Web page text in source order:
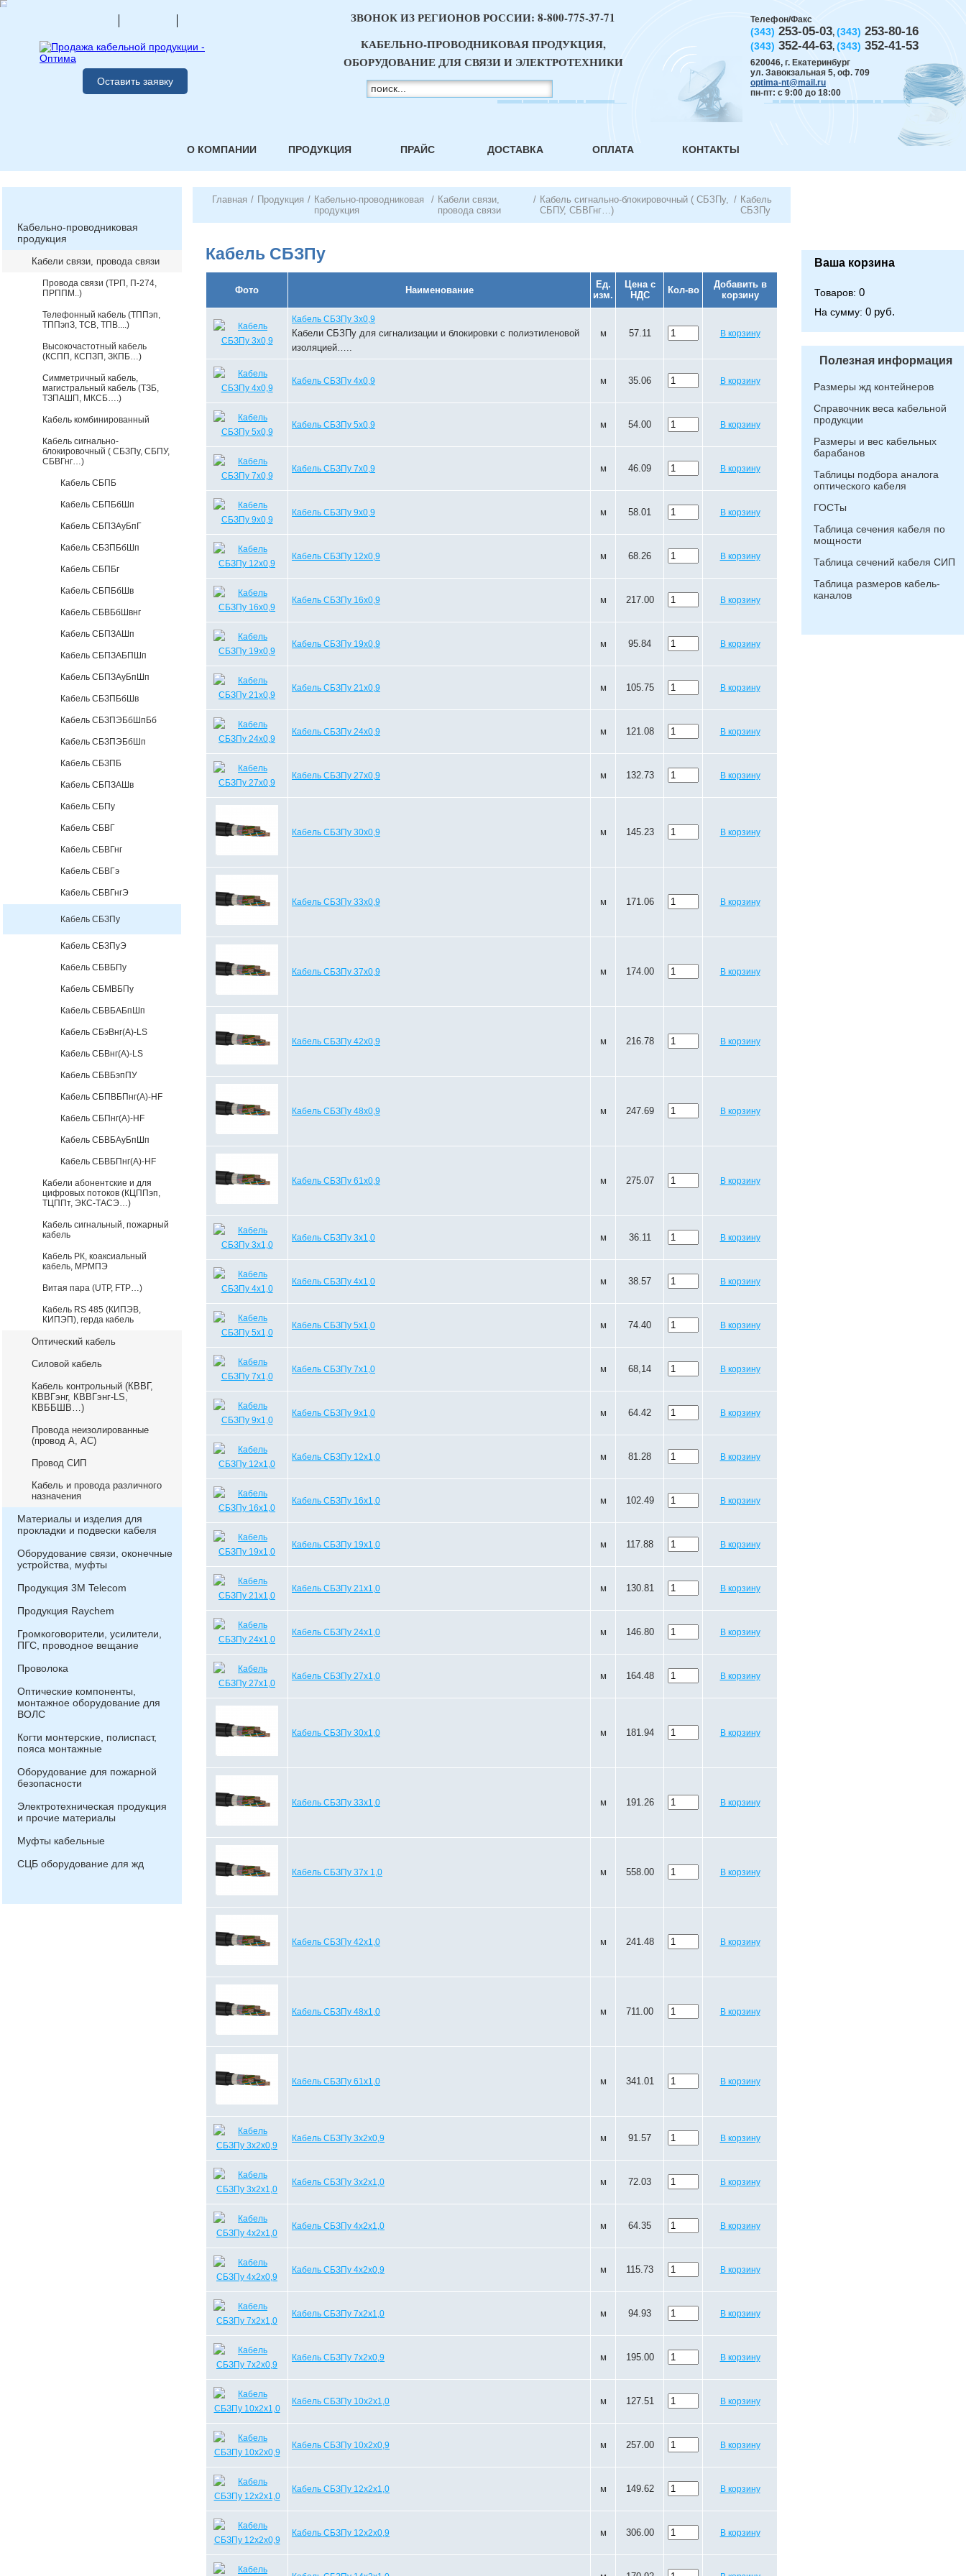
Оставить заявку
Телефон/Факс
(343) 253-05-03, (343) 253-80-16
(343) 352-44-63, (343) 352-41-53
620046, г. Екатеринбург
ул. Завокзальная 5, оф. 709
optima-nt@mail.ru
пн-пт: с 9:00 до 18:00
ЗВОНОК ИЗ РЕГИОНОВ РОССИИ: 8-800-775-37-71
КАБЕЛЬНО-ПРОВОДНИКОВАЯ ПРОДУКЦИЯ,
ОБОРУДОВАНИЕ ДЛЯ СВЯЗИ И ЭЛЕКТРОТЕХНИКИ
О КОМПАНИИ ПРОДУКЦИЯ ПРАЙС ДОСТАВКА ОПЛАТА КОНТАКТЫ
Кабельно-проводниковая
продукция
Кабели связи, провода связи
Провода связи (ТРП, П-274,
ПРППМ..)
Телефонный кабель (ТППэп,
ТППэпЗ, ТСВ, ТПВ....)
Высокочастотный кабель
(КСПП, КСПЗП, ЗКПБ…)
Симметричный кабель,
магистральный кабель (ТЗБ,
ТЗПАШП, МКСБ….)
Кабель комбинированный
Кабель сигнально-
блокировочный ( СБЗПу, СБПУ,
СБВГнг…)
Кабель СБПБ
Кабель СБПБбШп
Кабель СБПЗАуБпГ
Кабель СБЗПБбШп
Кабель СБПБг
Кабель СБПБбШв
Кабель СБВБбШвнг
Кабель СБПЗАШп
Кабель СБПЗАБПШп
Кабель СБПЗАуБпШп
Кабель СБЗПБбШв
Кабель СБЗПЭБбШпБб
Кабель СБЗПЭБбШп
Кабель СБЗПБ
Кабель СБПЗАШв
Кабель СБПу
Кабель СБВГ
Кабель СБВГнг
Кабель СБВГэ
Кабель СБВГнгЭ
Кабель СБЗПу
Кабель СБЗПуЭ
Кабель СБВБПу
Кабель СБМВБПу
Кабель СБВБАБпШп
Кабель СБэВнг(А)-LS
Кабель СБВнг(А)-LS
Кабель СБВБэпПУ
Кабель СБПВБПнг(А)-HF
Кабель СБПнг(А)-HF
Кабель СБВБАуБпШп
Кабель СБВБПнг(А)-HF
Кабели абонентские и для
цифровых потоков (КЦППэп,
ТЦППт, ЭКС-ТАСЭ…)
Кабель сигнальный, пожарный
кабель
Кабель РК, коаксиальный
кабель, МРМПЭ
Витая пара (UTP, FTP…)
Кабель RS 485 (КИПЭВ,
КИПЭП), герда кабель
Оптический кабель
Силовой кабель
Кабель контрольный (КВВГ,
КВВГэнг, КВВГэнг-LS,
КВББШВ…)
Провода неизолированные
(провод А, АС)
Провод СИП
Кабель и провода различного
назначения
Материалы и изделия для
прокладки и подвески кабеля
Оборудование связи, оконечные
устройства, муфты
Продукция 3М Telecom
Продукция Raychem
Громкоговорители, усилители,
ПГС, проводное вещание
Проволока
Оптические компоненты,
монтажное оборудование для
ВОЛС
Когти монтерские, полиспаст,
пояса монтажные
Оборудование для пожарной
безопасности
Электротехническая продукция
и прочие материалы
Муфты кабельные
СЦБ оборудование для жд
Главная / Продукция / Кабельно-проводниковая
продукция
/ Кабели связи,
провода связи
/ Кабель сигнально-блокировочный ( СБЗПу,
СБПУ, СБВГнг…)
/ Кабель
СБЗПу
Кабель СБЗПу
Фото Наименование
Ед.
изм.
Цена с
НДС
Кол-во
Добавить в
корзину
Кабель СБЗПу 3х0,9
Кабели СБЗПу для сигнализации и блокировки с полиэтиленовой
изоляцией…..
м 57.11 В корзину
Кабель СБЗПу 4х0,9 м 35.06 В корзину
Кабель СБЗПу 5х0,9 м 54.00 В корзину
Кабель СБЗПу 7х0,9 м 46.09 В корзину
Кабель СБЗПу 9х0,9 м 58.01 В корзину
Кабель СБЗПу 12х0,9 м 68.26 В корзину
Кабель СБЗПу 16х0,9 м 217.00 В корзину
Кабель СБЗПу 19х0,9 м 95.84 В корзину
Кабель СБЗПу 21х0,9 м 105.75 В корзину
Кабель СБЗПу 24х0,9 м 121.08 В корзину
Кабель СБЗПу 27х0,9 м 132.73 В корзину
Кабель СБЗПу 30х0,9 м 145.23 В корзину
Кабель СБЗПу 33х0,9 м 171.06 В корзину
Кабель СБЗПу 37х0,9 м 174.00 В корзину
Кабель СБЗПу 42х0,9 м 216.78 В корзину
Кабель СБЗПу 48х0,9 м 247.69 В корзину
Кабель СБЗПу 61х0,9 м 275.07 В корзину
Кабель СБЗПу 3х1,0 м 36.11 В корзину
Кабель СБЗПу 4х1,0 м 38.57 В корзину
Кабель СБЗПу 5х1,0 м 74.40 В корзину
Кабель СБЗПу 7х1,0 м 68,14 В корзину
Кабель СБЗПу 9х1,0 м 64.42 В корзину
Кабель СБЗПу 12х1,0 м 81.28 В корзину
Кабель СБЗПу 16х1,0 м 102.49 В корзину
Кабель СБЗПу 19х1,0 м 117.88 В корзину
Кабель СБЗПу 21х1,0 м 130.81 В корзину
Кабель СБЗПу 24х1,0 м 146.80 В корзину
Кабель СБЗПу 27х1,0 м 164.48 В корзину
Кабель СБЗПу 30х1,0 м 181.94 В корзину
Кабель СБЗПу 33х1,0 м 191.26 В корзину
Кабель СБЗПу 37х 1,0 м 558.00 В корзину
Кабель СБЗПу 42х1,0 м 241.48 В корзину
Кабель СБЗПу 48х1,0 м 711.00 В корзину
Кабель СБЗПу 61х1,0 м 341.01 В корзину
Кабель СБЗПу 3х2х0,9 м 91.57 В корзину
Кабель СБЗПу 3х2х1,0 м 72.03 В корзину
Кабель СБЗПу 4х2х1,0 м 64.35 В корзину
Кабель СБЗПу 4х2х0,9 м 115.73 В корзину
Кабель СБЗПу 7х2х1,0 м 94.93 В корзину
Кабель СБЗПу 7х2х0,9 м 195.00 В корзину
Кабель СБЗПу 10х2х1,0 м 127.51 В корзину
Кабель СБЗПу 10х2х0,9 м 257.00 В корзину
Кабель СБЗПу 12х2х1,0 м 149.62 В корзину
Кабель СБЗПу 12х2х0,9 м 306.00 В корзину
Ваша корзина
Товаров: 0
На сумму: 0 руб.
Полезная информация
Размеры жд контейнеров
Справочник веса кабельной
продукции
Размеры и вес кабельных
барабанов
Таблицы подбора аналога
оптического кабеля
ГОСТы
Таблица сечения кабеля по
мощности
Таблица сечений кабеля СИП
Таблица размеров кабель-
каналов